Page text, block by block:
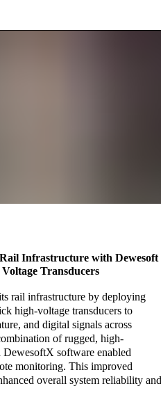
Infrastructure with Dewesoft
Transducers
rail infrastructure by deploying
high-voltage transducers to
and digital signals across
of rugged, high-
software enabled
monitoring. This improved
overall system reliability and